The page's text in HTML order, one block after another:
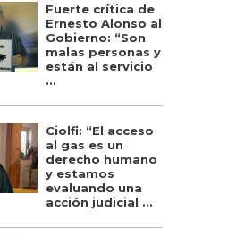
Fuerte crítica de
Ernesto Alonso al
Gobierno: “Son
malas personas y
están al servicio
...
Ciolfi: “El acceso
al gas es un
derecho humano
y estamos
evaluando una
acción judicial ...